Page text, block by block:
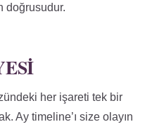
doğrusudur.
her işareti tek bir
Ay timeline’ı size olayın